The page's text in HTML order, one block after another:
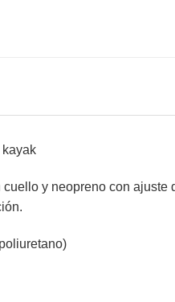
kayak
y neopreno con ajuste